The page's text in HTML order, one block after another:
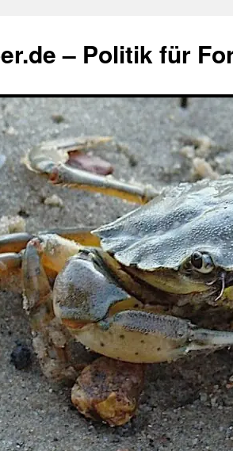
– Politik für